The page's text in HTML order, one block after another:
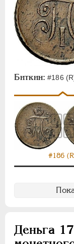
Биткин: #186
#186
Деньга